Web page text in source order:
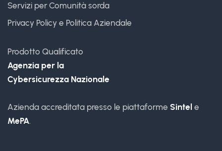
Servizi per Comunità sorda
Privacy Policy e Politica Aziendale
Prodotto Qualificato
Agenzia per la
Cybersicurezza Nazionale
Azienda accreditata presso le piattaforme Sintel e
MePA.